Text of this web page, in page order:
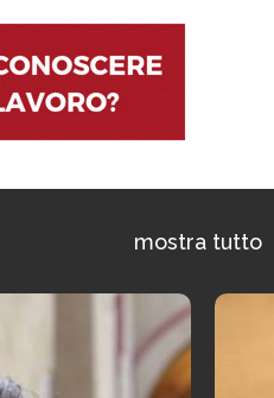
mostra tutto